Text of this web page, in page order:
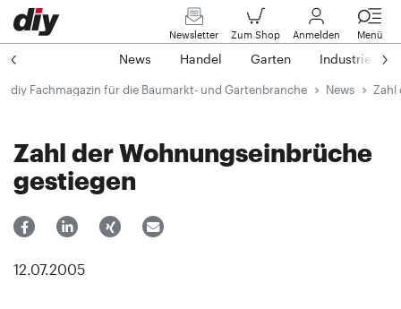
Newsletter Zum Shop Anmelden Menü
News Handel Garten Industrie
diy Fachmagazin für die Baumarkt- und Gartenbranche News Zahl
Zahl der Wohnungseinbrüche
gestiegen
12.07.2005